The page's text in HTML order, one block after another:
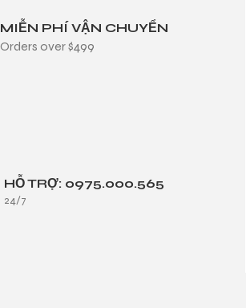
MIỄN PHÍ VẬN CHUYỂN
Orders over $499
HỖ TRỢ: 0975.000.565
24/7